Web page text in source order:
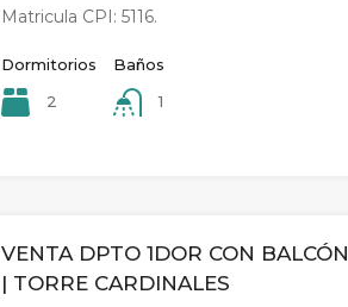
Matricula CPI: 5116.
Dormitorios
2
Baños
1
VENTA DPTO 1DOR CON BALCÓN
| TORRE CARDINALES